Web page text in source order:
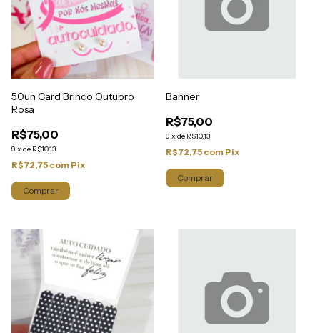
50un Card Brinco Outubro
Rosa
R$75,00
9 x de R$10,13
R$72,75 com Pix
Banner
R$75,00
9 x de R$10,13
R$72,75 com Pix